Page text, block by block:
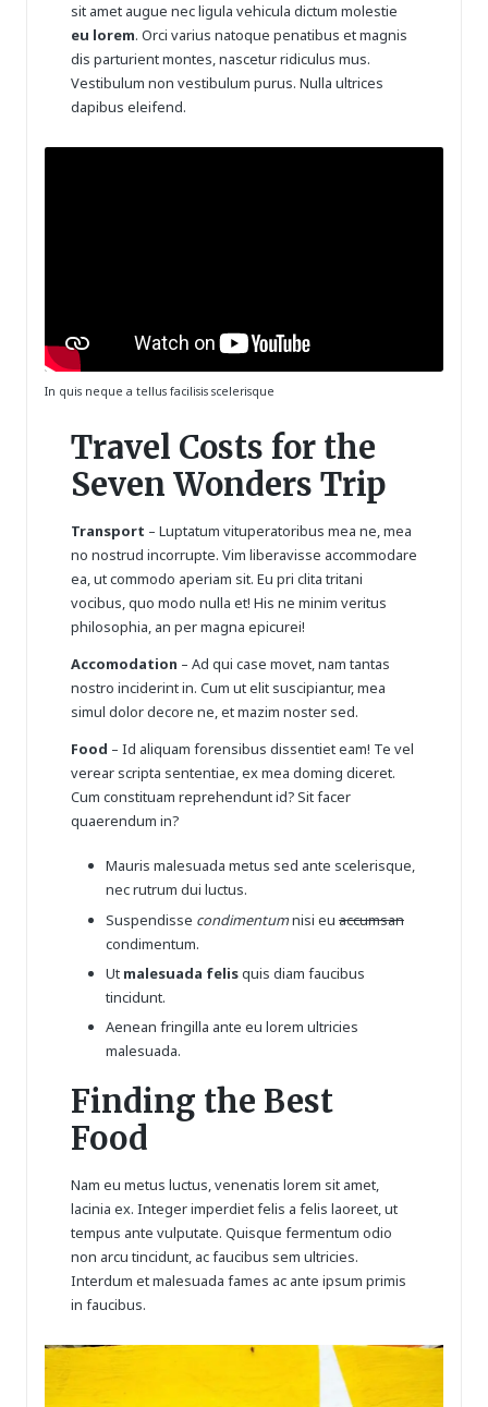
sit amet augue nec ligula vehicula dictum molestie
eu lorem. Orci varius natoque penatibus et magnis
dis parturient montes, nascetur ridiculus mus.
Vestibulum non vestibulum purus. Nulla ultrices
dapibus eleifend.
In quis neque a tellus facilisis scelerisque
Travel Costs for the
Seven Wonders Trip
Transport – Luptatum vituperatoribus mea ne, mea
no nostrud incorrupte. Vim liberavisse accommodare
ea, ut commodo aperiam sit. Eu pri clita tritani
vocibus, quo modo nulla et! His ne minim veritus
philosophia, an per magna epicurei!
Accomodation – Ad qui case movet, nam tantas
nostro inciderint in. Cum ut elit suscipiantur, mea
simul dolor decore ne, et mazim noster sed.
Food – Id aliquam forensibus dissentiet eam! Te vel
verear scripta sententiae, ex mea doming diceret.
Cum constituam reprehendunt id? Sit facer
quaerendum in?
Mauris malesuada metus sed ante scelerisque,
nec rutrum dui luctus.
Suspendisse condimentumnisi eu accumsan
condimentum.
Ut malesuada felisquis diam faucibus
tincidunt.
Aenean fringilla ante eu lorem ultricies
malesuada.
Finding the Best
Food
Nam eu metus luctus, venenatis lorem sit amet,
lacinia ex. Integer imperdiet felis a felis laoreet, ut
tempus ante vulputate. Quisque fermentum odio
non arcu tincidunt, ac faucibus sem ultricies.
Interdum et malesuada fames ac ante ipsum primis
in faucibus.